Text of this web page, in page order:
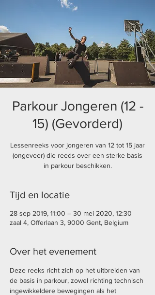
Parkour Jongeren (12 -
15) (Gevorderd)
Lessenreeks voor jongeren van 12 tot 15 jaar
(ongeveer) die reeds over een sterke basis
in parkour beschikken.
Tijd en locatie
28 sep 2019, 11:00 – 30 mei 2020, 12:30
zaal 4, Offerlaan 3, 9000 Gent, Belgium
Over het evenement
Deze reeks richt zich op het uitbreiden van
de basis in parkour, zowel richting technisch
ingewikkeldere bewegingen als het